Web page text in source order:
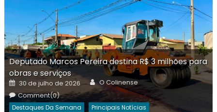
Deputado Marcos Pereira destina R$ 3 milhões para
obras e serviços
Posted
on
30 de julho de 2026 Author
O Colinense
Comment(0)
Destaques Da Semana Principais Notícias